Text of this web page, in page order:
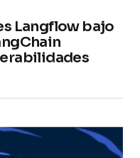
Langflow bajo